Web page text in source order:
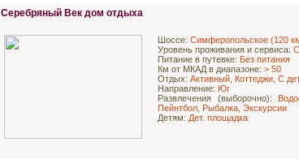
Серебряный Век дом отдыха
Шоссе: Симферопольское (120
Уровень проживания и сервиса:
Питание в путевке: Без питания
Км от МКАД в диапазоне: > 50
Отдых: Активный, Коттеджи, С
Направление: Юг
Развлечения (выборочно):
Пейнтбол, Рыбалка, Экскурсии
Детям: Дет. площадка